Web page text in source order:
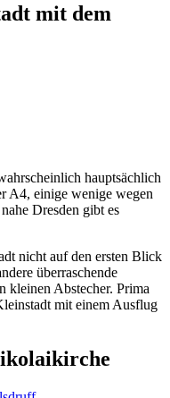
mit dem
hauptsächlich
A4, einige wenige wegen
Dresden gibt es
nicht auf den ersten Blick
überraschende
kleinen Abstecher. Prima
mit einem Ausflug